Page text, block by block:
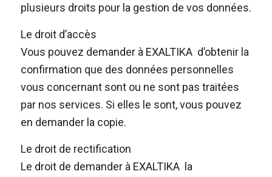
plusieurs droits pour la gestion de vos données.
Le droit d’accès
Vous pouvez demander à EXALTIKA d’obtenir la
confirmation que des données personnelles
vous concernant sont ou ne sont pas traitées
par nos services. Si elles le sont, vous pouvez
en demander la copie.
Le droit de rectification
Le droit de demander à EXALTIKA la